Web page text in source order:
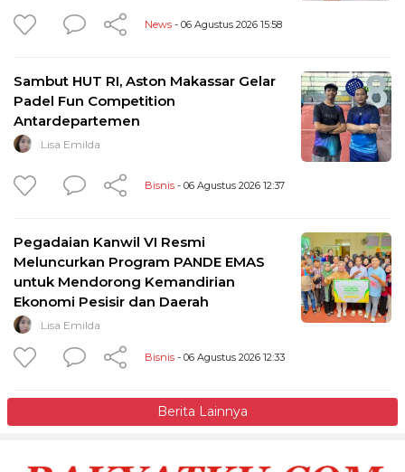
News - 06 Agustus 2026 15:58
Sambut HUT RI, Aston Makassar Gelar
Padel Fun Competition
Antardepartemen
Lisa Emilda
Bisnis - 06 Agustus 2026 12:37
Pegadaian Kanwil VI Resmi
Meluncurkan Program PANDE EMAS
untuk Mendorong Kemandirian
Ekonomi Pesisir dan Daerah
Lisa Emilda
Bisnis - 06 Agustus 2026 12:33
Berita Lainnya